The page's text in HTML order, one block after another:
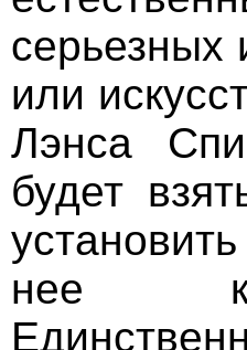
серьезных
или
Лэнса
будет
нее